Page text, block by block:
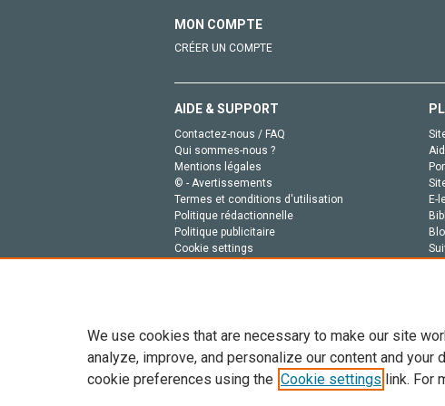
MON COMPTE
CRÉER UN COMPTE
AIDE & SUPPORT
Contactez-nous / FAQ
Qui sommes-nous ?
Mentions légales
© - Avertissements
Termes et conditions d'utilisation
Politique rédactionnelle
Politique publicitaire
Cookie settings
E-
Tout le contenu de ce site: Copyright © 2026 Elsevier,
de données, a la formation en IA et aux technologies
We use cookies that are necessary to make our site
analyze, improve, and personalize our content and your
cookie preferences using the Cookie settings link. For